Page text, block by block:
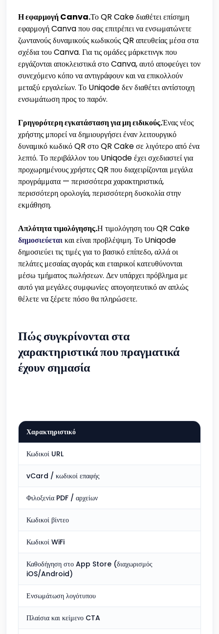
Η εφαρμογή Canva.Το QR Cake διαθέτει επίσημη
εφαρμογή Canva που σας επιτρέπει να ενσωματώνετε
ζωντανούς δυναμικούς κωδικούς QR απευθείας μέσα στα
σχέδια του Canva. Για τις ομάδες μάρκετινγκ που
εργάζονται αποκλειστικά στο Canva, αυτό αποφεύγει τον
συνεχόμενο κόπο να αντιγράφουν και να επικολλούν
μεταξύ εργαλείων. Το Uniqode δεν διαθέτει αντίστοιχη
ενσωμάτωση προς το παρόν.
Γρηγορότερη εγκατάσταση για μη ειδικούς.Ένας νέος
χρήστης μπορεί να δημιουργήσει έναν λειτουργικό
δυναμικό κωδικό QR στο QR Cake σε λιγότερο από ένα
λεπτό. Το περιβάλλον του Uniqode έχει σχεδιαστεί για
προχωρημένους χρήστες QR που διαχειρίζονται μεγάλα
προγράμματα — περισσότερα χαρακτηριστικά,
περισσότερη ορολογία, περισσότερη δυσκολία στην
εκμάθηση.
Απλότητα τιμολόγησης.Η τιμολόγηση του QR Cake
δημοσιεύεταικαι είναι προβλέψιμη. Το Uniqode
δημοσιεύει τις τιμές για το βασικό επίπεδο, αλλά οι
πελάτες μεσαίας αγοράς και εταιρικοί κατευθύνονται
μέσω τμήματος πωλήσεων. Δεν υπάρχει πρόβλημα με
αυτό για μεγάλες συμφωνίες· απογοητευτικό αν απλώς
θέλετε να ξέρετε πόσο θα πληρώσετε.
Πώς συγκρίνονται στα
χαρακτηριστικά που πραγματικά
έχουν σημασία
Χαρακτηριστικό
Κωδικοί URL
vCard / κωδικοί επαφής
Φιλοξενία PDF / αρχείων
Κωδικοί βίντεο
Κωδικοί WiFi
Καθοδήγηση στο App Store (διαχωρισμός
iOS/Android)
Ενσωμάτωση λογότυπου
Πλαίσια και κείμενο CTA